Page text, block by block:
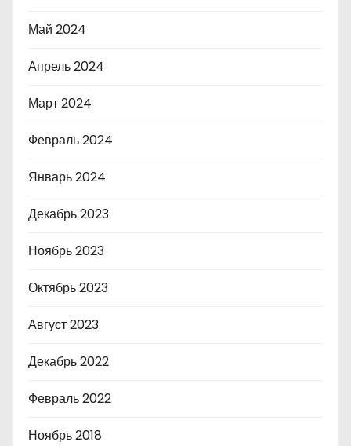
Май 2024
Апрель 2024
Март 2024
Февраль 2024
Январь 2024
Декабрь 2023
Ноябрь 2023
Октябрь 2023
Август 2023
Декабрь 2022
Февраль 2022
Ноябрь 2018